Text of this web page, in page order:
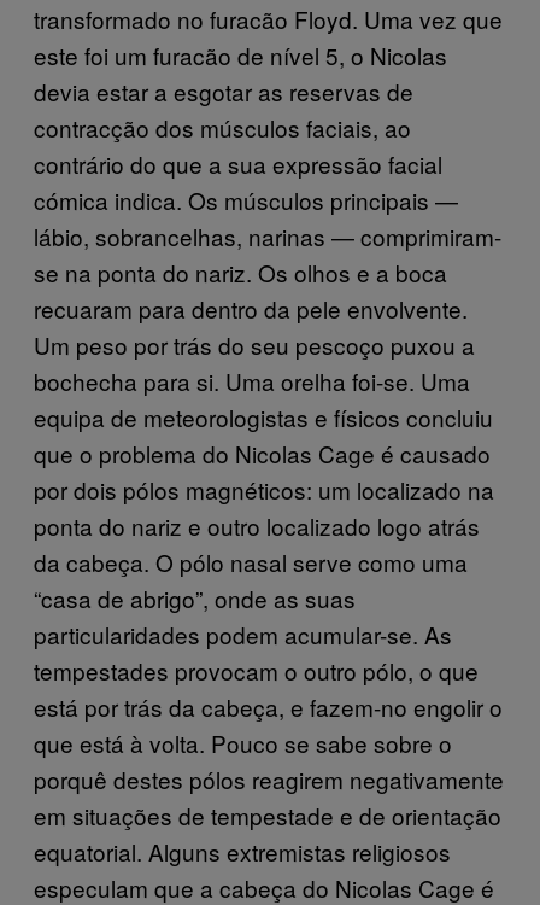
transformado no furacão Floyd. Uma vez que
este foi um furacão de nível 5, o Nicolas
devia estar a esgotar as reservas de
contracção dos músculos faciais, ao
contrário do que a sua expressão facial
cómica indica. Os músculos principais —
lábio, sobrancelhas, narinas — comprimiram-
se na ponta do nariz. Os olhos e a boca
recuaram para dentro da pele envolvente.
Um peso por trás do seu pescoço puxou a
bochecha para si. Uma orelha foi-se. Uma
equipa de meteorologistas e físicos concluiu
que o problema do Nicolas Cage é causado
por dois pólos magnéticos: um localizado na
ponta do nariz e outro localizado logo atrás
da cabeça. O pólo nasal serve como uma
“casa de abrigo”, onde as suas
particularidades podem acumular-se. As
tempestades provocam o outro pólo, o que
está por trás da cabeça, e fazem-no engolir o
que está à volta. Pouco se sabe sobre o
porquê destes pólos reagirem negativamente
em situações de tempestade e de orientação
equatorial. Alguns extremistas religiosos
especulam que a cabeça do Nicolas Cage é